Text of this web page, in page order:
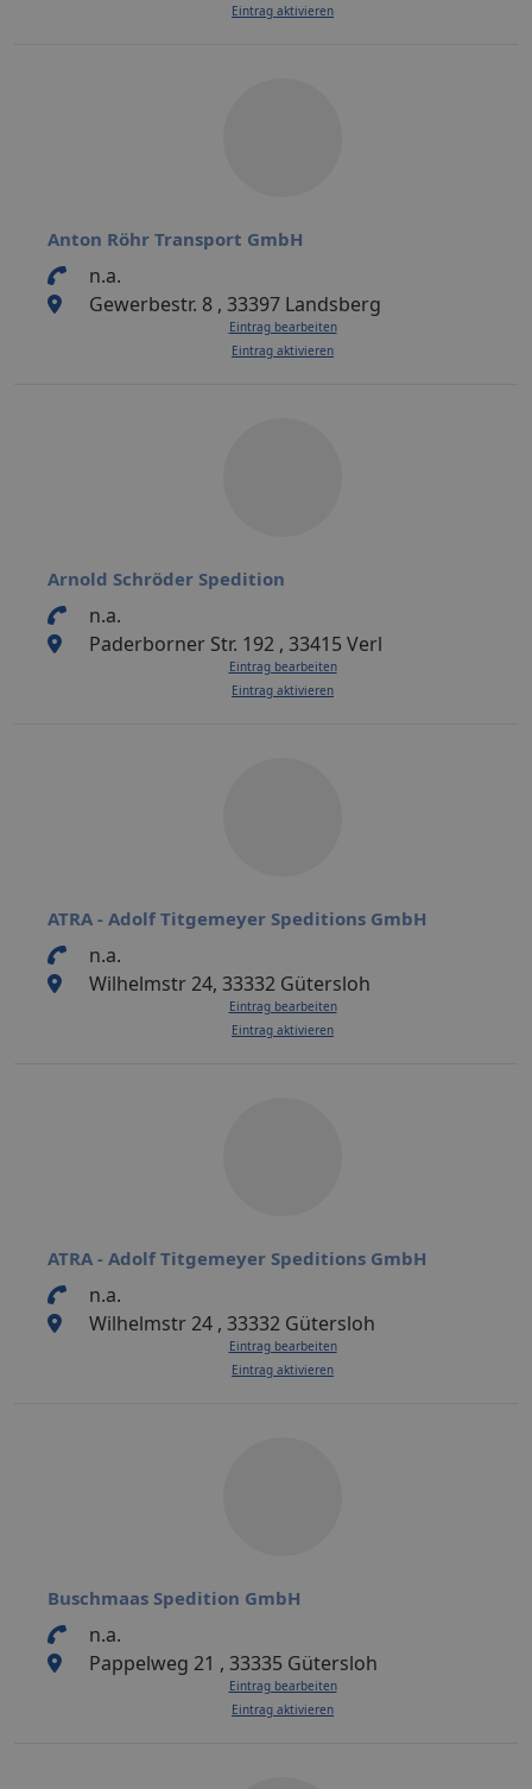
Eintrag aktivieren
Anton Röhr Transport GmbH
n.a.
Gewerbestr. 8 , 33397 Landsberg
Eintrag bearbeiten
Eintrag aktivieren
Arnold Schröder Spedition
n.a.
Paderborner Str. 192 , 33415 Verl
Eintrag bearbeiten
Eintrag aktivieren
ATRA - Adolf Titgemeyer Speditions GmbH
n.a.
Wilhelmstr 24, 33332 Gütersloh
Eintrag bearbeiten
Eintrag aktivieren
ATRA - Adolf Titgemeyer Speditions GmbH
n.a.
Wilhelmstr 24 , 33332 Gütersloh
Eintrag bearbeiten
Eintrag aktivieren
Buschmaas Spedition GmbH
n.a.
Pappelweg 21 , 33335 Gütersloh
Eintrag bearbeiten
Eintrag aktivieren